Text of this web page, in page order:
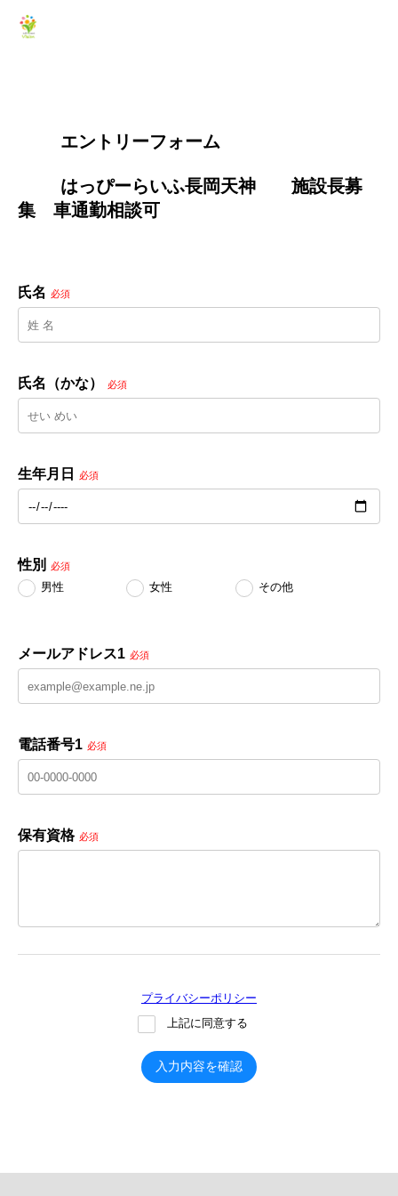
        エントリーフォーム
集　車通勤相談可
氏名 必須
氏名（かな） 必須
生年月日 必須
性別 必須
男性 女性 その他
メールアドレス1 必須
電話番号1 必須
保有資格 必須
プライバシーポリシー
上記に同意する
入力内容を確認